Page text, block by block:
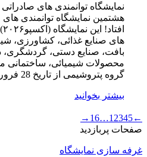
نمایشگاه توانمندی های صادراتی
هشتمین نمایشگاه توانمندی های
های صنایع غذائی،
بافت، صنایع دستی، گردشگری،
محصولات شیمیائی، ساختمانی
گروه پتروشیمی از تاریخ 28 فروردین لغایت 31 فروردین…
بیشتر بخوانید
←
1 2345
…
16
→
صفحات پربازدید
غرفه سازی نمایشگاه